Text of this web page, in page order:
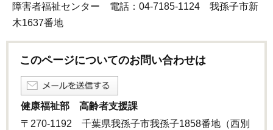
障害者福祉センター 電話：04-7185-1124 我孫子市新
木1637番地
このページについてのお問い合わせは
健康福祉部 高齢者支援課
〒270-1192 千葉県我孫子市我孫子1858番地（西別